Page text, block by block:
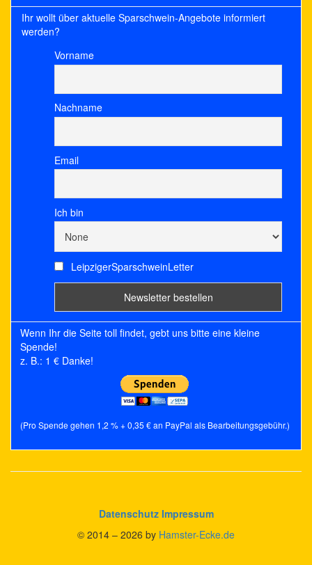
Ihr wollt über aktuelle Sparschwein-Angebote informiert
werden?
Vorname
Nachname
Email
Ich bin
LeipzigerSparschweinLetter
Wenn Ihr die Seite toll findet, gebt uns bitte eine kleine
Spende!
z. B.: 1 € Danke!
(Pro Spende gehen 1,2 % + 0,35 € an PayPal als Bearbeitungsgebühr.)
Datenschutz Impressum
© 2014 – 2026 by Hamster-Ecke.de